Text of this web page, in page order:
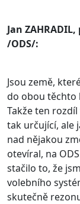
Jan
/ODS/:
Jsou země,
do obou těchto
Takže ten
tak určující, ale
nad nějakou
otevíral, na
stačilo to, že
volebního
skutečně